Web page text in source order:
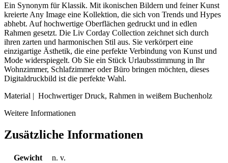
Ein Synonym für Klassik. Mit ikonischen Bildern und feiner Kunst
kreierte Any Image eine Kollektion, die sich von Trends und Hypes
abhebt. Auf hochwertige Oberflächen gedruckt und in edlen
Rahmen gesetzt. Die Liv Corday Collection zeichnet sich durch
ihren zarten und harmonischen Stil aus. Sie verkörpert eine
einzigartige Ästhetik, die eine perfekte Verbindung von Kunst und
Mode widerspiegelt. Ob Sie ein Stück Urlaubsstimmung in Ihr
Wohnzimmer, Schlafzimmer oder Büro bringen möchten, dieses
Digitaldruckbild ist die perfekte Wahl.
Material | Hochwertiger Druck, Rahmen in weißem Buchenholz
Weitere Informationen
Zusätzliche Informationen
Gewicht
n. v.